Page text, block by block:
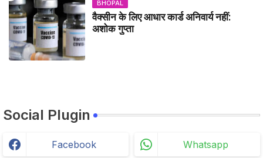
BHOPAL
वैक्सीन के लिए आधार कार्ड अनिवार्य नहीं:
अशोक गुप्ता
Social Plugin
Facebook Whatsapp